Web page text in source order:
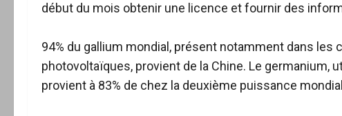
début du mois obtenir une licence et fournir des
94% du gallium mondial, présent notamment dans les
photovoltaïques, provient de la Chine. Le germanium,
provient à 83% de chez la deuxième puissance